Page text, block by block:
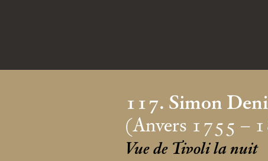
117. Simon
(Anvers 1755 –
Vue de Tivoli la nuit